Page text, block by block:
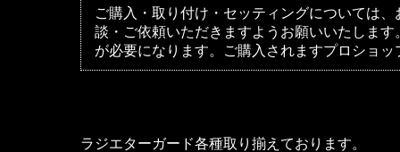
ご購入・取り付け・セッティングについては
談・ご依頼いただきますようお願いいたしま
が必要になります。ご購入されますプロショ
ラジエターガード各種取り揃えております。